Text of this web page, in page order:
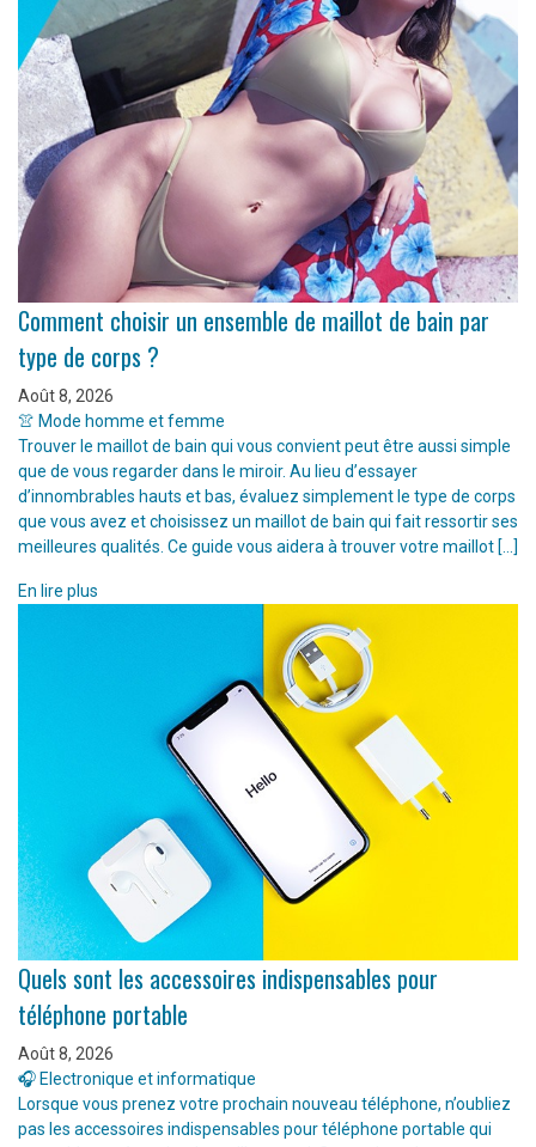
Comment choisir un ensemble de maillot de bain par
type de corps ?
Août 8, 2026
👚 Mode homme et femme
Trouver le maillot de bain qui vous convient peut être aussi simple
que de vous regarder dans le miroir. Au lieu d’essayer
d’innombrables hauts et bas, évaluez simplement le type de corps
que vous avez et choisissez un maillot de bain qui fait ressortir ses
meilleures qualités. Ce guide vous aidera à trouver votre maillot […]
En lire plus
Quels sont les accessoires indispensables pour
téléphone portable
Août 8, 2026
🎧 Electronique et informatique
Lorsque vous prenez votre prochain nouveau téléphone, n’oubliez
pas les accessoires indispensables pour téléphone portable qui